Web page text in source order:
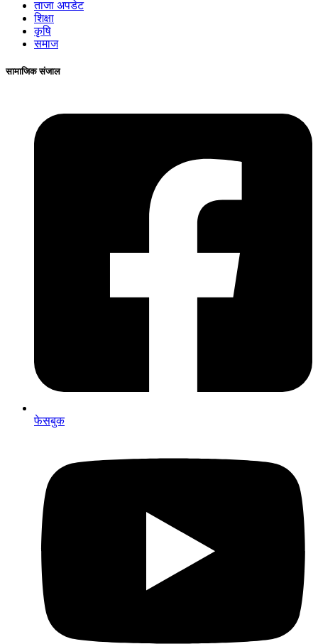
ताजा अपडेट
शिक्षा
कृषि
समाज
सामाजिक संजाल
फेसबुक